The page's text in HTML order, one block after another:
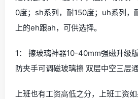
0度；sh系列，耐150度；uh系列，
上的eh跟ah，可供选择。
1： 擦玻璃神器10-40mm强磁升级
防夹手可调磁玻璃擦 双层中空三层
上班也有工资高低之分，上班工资